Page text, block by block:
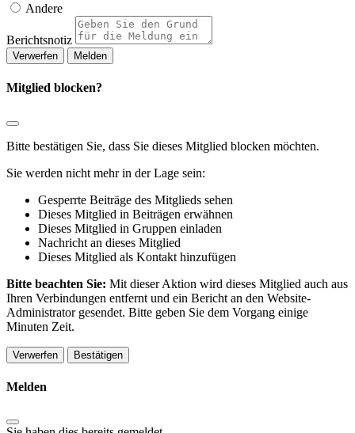
Andere
Berichtsnotiz
Melden
Mitglied blocken?
Bitte bestätigen Sie, dass Sie dieses Mitglied blocken möchten.
Sie werden nicht mehr in der Lage sein:
Gesperrte Beiträge des Mitglieds sehen
Dieses Mitglied in Beiträgen erwähnen
Dieses Mitglied in Gruppen einladen
Nachricht an dieses Mitglied
Dieses Mitglied als Kontakt hinzufügen
Bitte beachten Sie: Mit dieser Aktion wird dieses Mitglied auch aus
Ihren Verbindungen entfernt und ein Bericht an den Website-
Administrator gesendet. Bitte geben Sie dem Vorgang einige
Minuten Zeit.
Bestätigen
Melden